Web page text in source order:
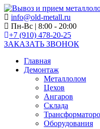
info@old-metall.ru
Пн-Вс | 8:00 - 20:00
+7 (910) 478-20-25
ЗАКАЗАТЬ ЗВОНОК
Главная
Демонтаж
Металлолом
Цехов
Ангаров
Склада
Оборудования